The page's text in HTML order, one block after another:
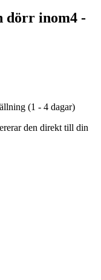
dörr inom4 -
(1 - 4 dagar)
den direkt till din